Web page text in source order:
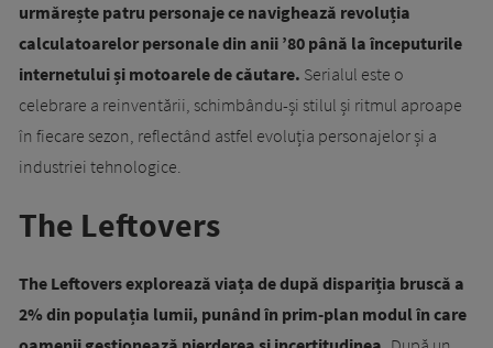
urmărește patru personaje ce navighează revoluția
calculatoarelor personale din anii ’80 până la începuturile
internetului și motoarele de căutare. Serialul este o
celebrare a reinventării, schimbându-și stilul și ritmul aproape
în fiecare sezon, reflectând astfel evoluția personajelor și a
industriei tehnologice.
The Leftovers
The Leftovers explorează viața de după dispariția bruscă a
2% din populația lumii, punând în prim-plan modul în care